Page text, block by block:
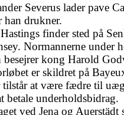
Severus lader pave
han drukner.
finder sted på
Normannerne under
kong Harold
er skildret på
at være fædre til
betale underholdsbidrag.
ved Jena og Auerstädt